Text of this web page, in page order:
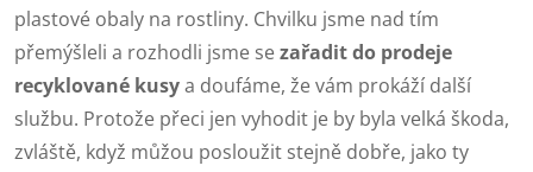
plastové obaly na rostliny. Chvilku jsme nad tím
přemýšleli a rozhodli jsme sezařadit do prodeje
recyklované kusya doufáme, že vám prokáží další
službu. Protože přeci jen vyhodit je by byla velká škoda,
zvláště, když můžou posloužit stejně dobře, jako ty